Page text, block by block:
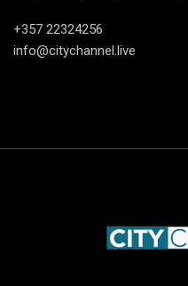
+357 22324256
info@citychannel.live